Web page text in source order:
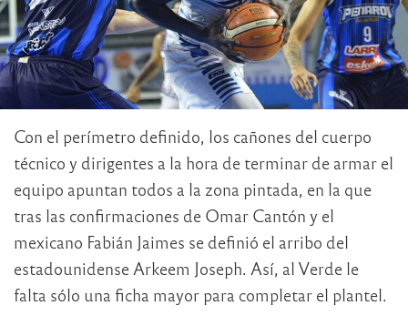
Con el perímetro definido, los cañones del cuerpo
técnico y dirigentes a la hora de terminar de armar el
equipo apuntan todos a la zona pintada, en la que
tras las confirmaciones de Omar Cantón y el
mexicano Fabián Jaimes se definió el arribo del
estadounidense Arkeem Joseph. Así, al Verde le
falta sólo una ficha mayor para completar el plantel.